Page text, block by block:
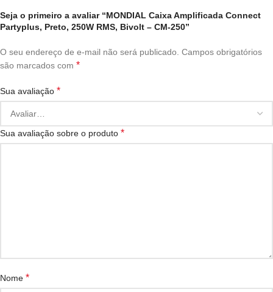
Seja o primeiro a avaliar “MONDIAL Caixa Amplificada Connect
Partyplus, Preto, 250W RMS, Bivolt – CM-250”
O seu endereço de e-mail não será publicado. Campos obrigatórios
são marcados com *
Sua avaliação *
Sua avaliação sobre o produto *
Nome *